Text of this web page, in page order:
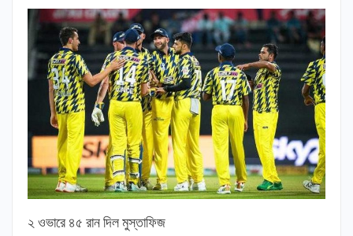
২ ওভারে ৪৫ রান দিল মুস্তাফিজ